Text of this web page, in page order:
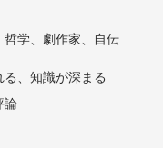
哲学、劇作家、自伝
、知識が深まる
論